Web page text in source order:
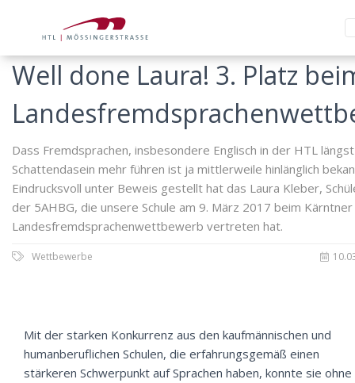
Well done Laura! 3. Platz
Dass Fremdsprachen, insbesondere Englisch in der HTL
Schattendasein mehr führen ist ja mittlerweile hinlänglich
Eindrucksvoll unter Beweis gestellt hat das Laura Kleber,
der 5AHBG, die unsere Schule am 9. März 2017 beim Kärntner
Landesfremdsprachenwettbewerb vertreten hat.
Wettbewerbe
Mit der starken Konkurrenz aus den kaufmännischen und
humanberuflichen Schulen, die erfahrungsgemäß einen
stärkeren Schwerpunkt auf Sprachen haben, konnte sie ohne